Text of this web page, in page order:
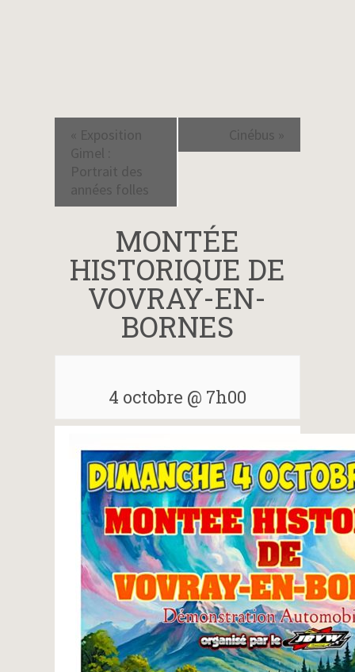
Navigation
évènement
« Exposition
Gimel :
Portrait des
années folles
Cinébus »
MONTÉE
HISTORIQUE DE
VOVRAY-EN-
BORNES
4 octobre @ 7h00